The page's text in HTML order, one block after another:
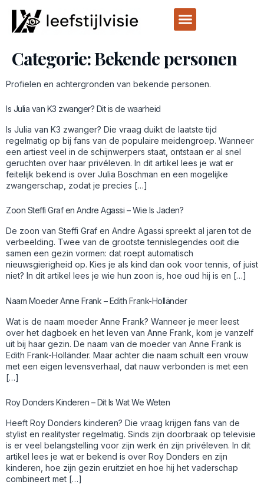
Categorie:Bekende personen
Profielen en achtergronden van bekende personen.
Is Julia van K3 zwanger? Dit is de waarheid
Is Julia van K3 zwanger? Die vraag duikt de laatste tijd
regelmatig op bij fans van de populaire meidengroep. Wanneer
een artiest veel in de schijnwerpers staat, ontstaan er al snel
geruchten over haar privéleven. In dit artikel lees je wat er
feitelijk bekend is over Julia Boschman en een mogelijke
zwangerschap, zodat je precies […]
Zoon Steffi Graf en Andre Agassi – Wie Is Jaden?
De zoon van Steffi Graf en Andre Agassi spreekt al jaren tot de
verbeelding. Twee van de grootste tennislegendes ooit die
samen een gezin vormen: dat roept automatisch
nieuwsgierigheid op. Kies je als kind dan ook voor tennis, of juist
niet? In dit artikel lees je wie hun zoon is, hoe oud hij is en […]
Naam Moeder Anne Frank – Edith Frank-Holländer
Wat is de naam moeder Anne Frank? Wanneer je meer leest
over het dagboek en het leven van Anne Frank, kom je vanzelf
uit bij haar gezin. De naam van de moeder van Anne Frank is
Edith Frank-Holländer. Maar achter die naam schuilt een vrouw
met een eigen levensverhaal, dat nauw verbonden is met een
[…]
Roy Donders Kinderen – Dit Is Wat We Weten
Heeft Roy Donders kinderen? Die vraag krijgen fans van de
stylist en realityster regelmatig. Sinds zijn doorbraak op televisie
is er veel belangstelling voor zijn werk én zijn privéleven. In dit
artikel lees je wat er bekend is over Roy Donders en zijn
kinderen, hoe zijn gezin eruitziet en hoe hij het vaderschap
combineert met […]